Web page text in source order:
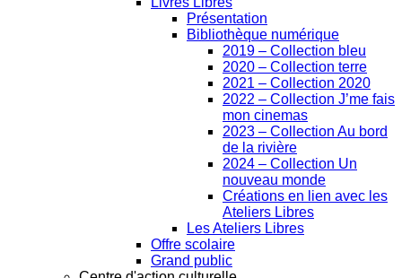
Présentation
Bibliothèque numérique
2019 – Collection bleu
2020 – Collection terre
2021 – Collection 2020
2022 – Collection J’me fais
mon cinemas
2023 – Collection Au bord
de la rivière
2024 – Collection Un
nouveau monde
Créations en lien avec les
Ateliers Libres
Les Ateliers Libres
Offre scolaire
Grand public